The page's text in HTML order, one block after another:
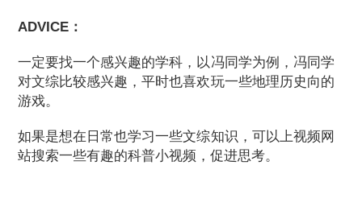
ADVICE：
一定要找一个感兴趣的学科，以冯同学为例，冯同学
对文综比较感兴趣，平时也喜欢玩一些地理历史向的
游戏。
如果是想在日常也学习一些文综知识，可以上视频网
站搜索一些有趣的科普小视频，促进思考。